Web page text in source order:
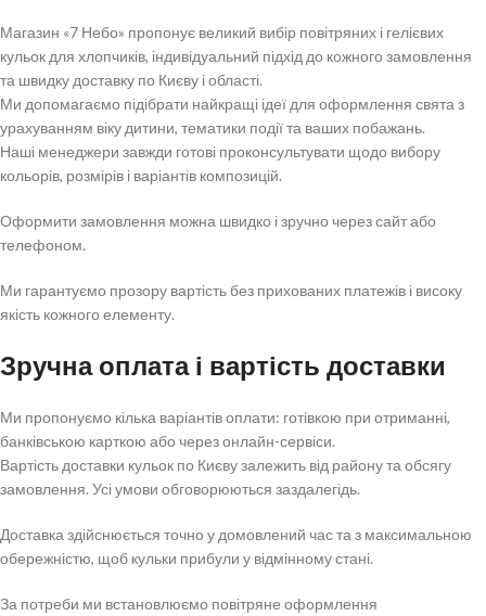
Магазин «7 Небо» пропонує великий вибір повітряних і гелієвих
кульок для хлопчиків, індивідуальний підхід до кожного замовлення
та швидку доставку по Києву і області.
Ми допомагаємо підібрати найкращі ідеї для оформлення свята з
урахуванням віку дитини, тематики події та ваших побажань.
Наші менеджери завжди готові проконсультувати щодо вибору
кольорів, розмірів і варіантів композицій.
Оформити замовлення можна швидко і зручно через сайт або
телефоном.
Ми гарантуємо прозору вартість без прихованих платежів і високу
якість кожного елементу.
Зручна оплата і вартість доставки
Ми пропонуємо кілька варіантів оплати: готівкою при отриманні,
банківською карткою або через онлайн-сервіси.
Вартість доставки кульок по Києву залежить від району та обсягу
замовлення. Усі умови обговорюються заздалегідь.
Доставка здійснюється точно у домовлений час та з максимальною
обережністю, щоб кульки прибули у відмінному стані.
За потреби ми встановлюємо повітряне оформлення